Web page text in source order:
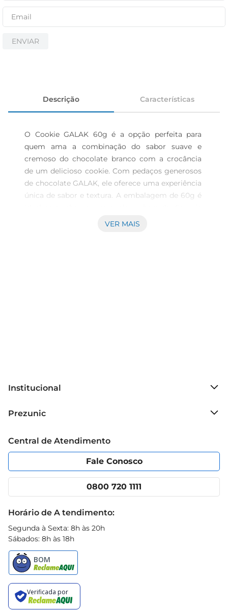
ENVIAR
Descrição Características
O Cookie GALAK 60g é a opção perfeita para
quem ama a combinação do sabor suave e
cremoso do chocolate branco com a crocância
de um delicioso cookie. Com pedaços generosos
de chocolate GALAK, ele oferece uma experiência
única de sabor e textura. A embalagem de 60g é
sozinho ou compartilhando com quem você
VER MAIS
Institucional
Grupo Cencosud
Política de Privacidade
Portal do fornecedor
Cencosud Media
Prezunic
Código de Ética
App Prezunic
Central de Atendimento
Fale Conosco
0800 720 1111
Horário de A tendimento:
Segunda à Sexta: 8h às 20h
Sábados: 8h às 18h